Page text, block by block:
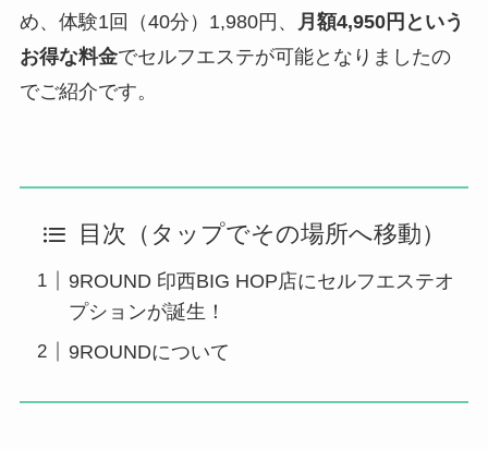
め、体験1回（40分）1,980円、
月額4,950円という
お得な料金でセルフエステが可能となりましたの
でご紹介です。
目次（タップでその場所へ移動）
9ROUND 印西BIG HOP店にセルフエステオ
プションが誕生！
9ROUNDについて